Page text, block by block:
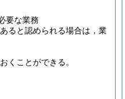
要な業務
ると認められる場合は，業
くことができる。